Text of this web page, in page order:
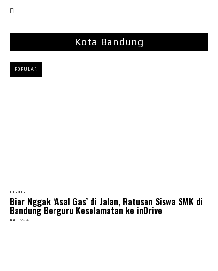
Kota Bandung
POPULAR
BISNIS
Biar Nggak ‘Asal Gas’ di Jalan, Ratusan Siswa SMK di
Bandung Berguru Keselamatan ke inDrive
KATIV24